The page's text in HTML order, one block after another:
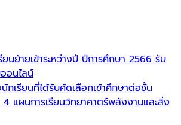
ยนย้ายเข้าระหว่างปี ปีการศึกษา 2566 รับ
อนไลน์
กเรียนที่ได้รับคัดเลือกเข้าศึกษาต่อชั้น
แผนการเรียนวิทยาศาตร์พลังงานและสิ่ง